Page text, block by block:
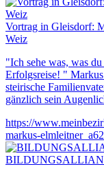
Vortrag in Gleisdorf:
Weiz
"Ich sehe was, was
Erfolgsreise! "
steirische
gänzlich sein
https://
markus-